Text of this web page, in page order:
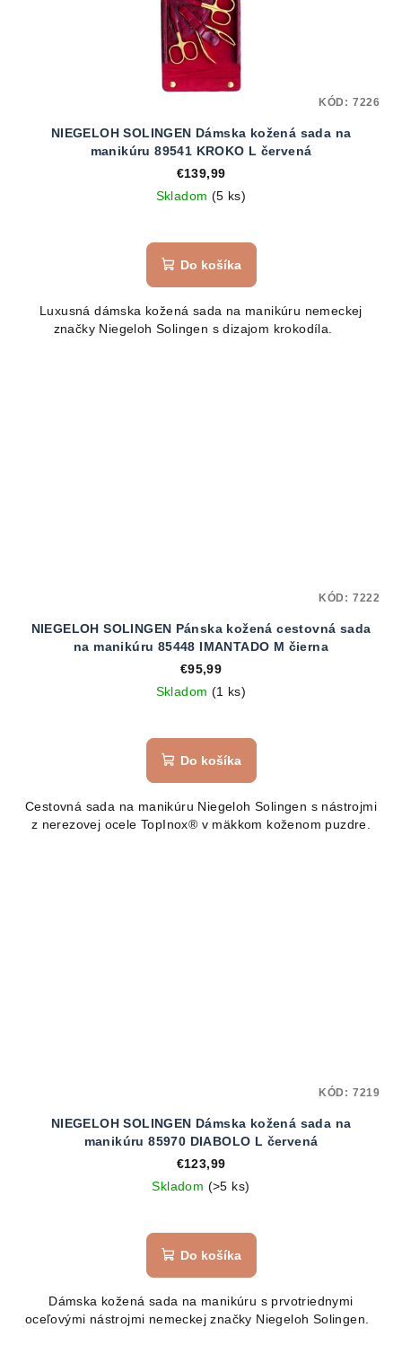
NIEGELOH SOLINGEN Dámska kožená sada na
manikúru 89541 KROKO L červená
€139,99
Skladom (5 ks)
Do košíka
Luxusná dámska kožená sada na manikúru nemeckej
značky Niegeloh Solingen s dizajom krokodíla.
KÓD: 7226
NIEGELOH SOLINGEN Pánska kožená cestovná sada
na manikúru 85448 IMANTADO M čierna
€95,99
Skladom (1 ks)
Do košíka
Cestovná sada na manikúru Niegeloh Solingen s nástrojmi
z nerezovej ocele TopInox® v mäkkom koženom puzdre.
KÓD: 7222
NIEGELOH SOLINGEN Dámska kožená sada na
manikúru 85970 DIABOLO L červená
€123,99
Skladom (>5 ks)
Do košíka
Dámska kožená sada na manikúru s prvotriednymi
oceľovými nástrojmi nemeckej značky Niegeloh Solingen.
KÓD: 7219